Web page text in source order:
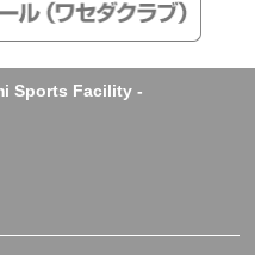
Sports Facility -